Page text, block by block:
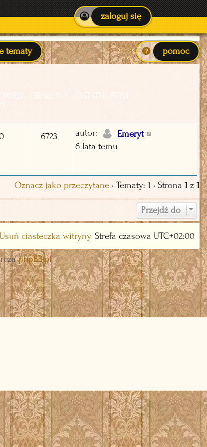
zaloguj się
tematy pomoc
ODSŁONY OSTATNI POST
6723 autor:
Emeryt
6 lata temu
Oznacz jako przeczytane • Tematy: 1 • Strona 1 z 1
Przejdź do
Strefa czasowa UTC+02:00
Usuń ciasteczka witryny
phpBB.pl